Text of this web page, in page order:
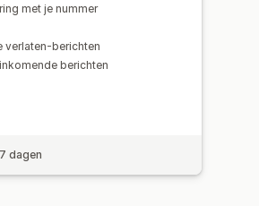
met je nummer
verlaten-berichten
berichten
dagen